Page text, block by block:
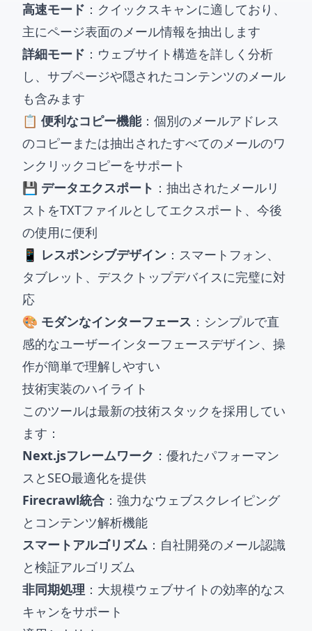
高速モード ：クイックスキャンに適しており、
主にページ表面のメール情報を抽出します
詳細モード ：ウェブサイト構造を詳しく分析
し、サブページや隠されたコンテンツのメール
も含みます
📋 便利なコピー機能：個別のメールアドレス
のコピーまたは抽出されたすべてのメールのワ
ンクリックコピーをサポート
💾 データエクスポート ：抽出されたメールリ
ストをTXTファイルとしてエクスポート、今後
の使用に便利
📱 レスポンシブデザイン ：スマートフォン、
タブレット、デスクトップデバイスに完璧に対
応
🎨 モダンなインターフェース ：シンプルで直
感的なユーザーインターフェースデザイン、操
作が簡単で理解しやすい
技術実装のハイライト
このツールは最新の技術スタックを採用してい
ます：
Next.jsフレームワーク ：優れたパフォーマン
スとSEO最適化を提供
Firecrawl統合 ：強力なウェブスクレイピング
とコンテンツ解析機能
スマートアルゴリズム ：自社開発のメール認識
と検証アルゴリズム
非同期処理 ：大規模ウェブサイトの効率的なス
キャンをサポート